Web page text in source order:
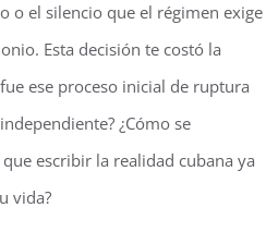
o el silencio que el régimen exige
Esta decisión te costó la
ese proceso inicial de ruptura
¿Cómo se
escribir la realidad cubana ya
vida?